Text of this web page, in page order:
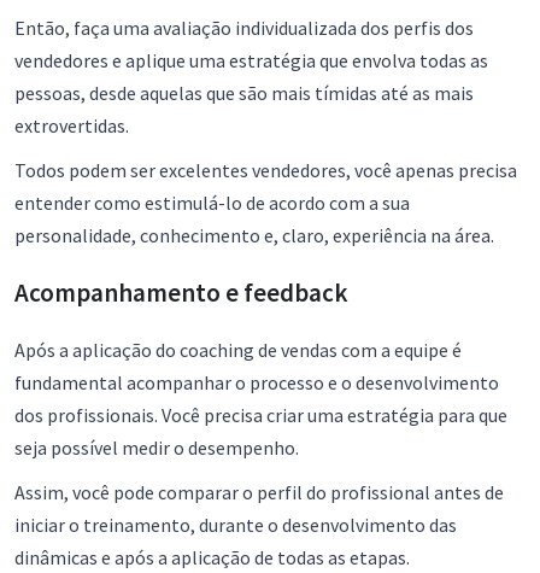
Então, faça uma avaliação individualizada dos perfis dos
vendedores e aplique uma estratégia que envolva todas as
pessoas, desde aquelas que são mais tímidas até as mais
extrovertidas.
Todos podem ser excelentes vendedores, você apenas precisa
entender como estimulá-lo de acordo com a sua
personalidade, conhecimento e, claro, experiência na área.
Acompanhamento e feedback
Após a aplicação do coaching de vendas com a equipe é
fundamental acompanhar o processo e o desenvolvimento
dos profissionais. Você precisa criar uma estratégia para que
seja possível medir o desempenho.
Assim, você pode comparar o perfil do profissional antes de
iniciar o treinamento, durante o desenvolvimento das
dinâmicas e após a aplicação de todas as etapas.